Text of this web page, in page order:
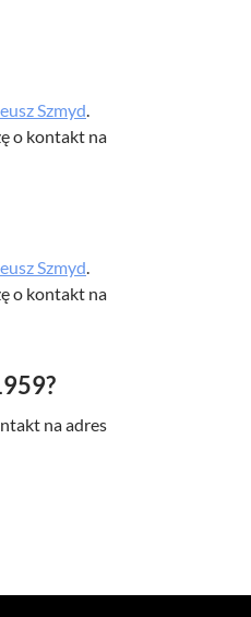
Szmyd.
o kontakt na
Szmyd.
o kontakt na
na adres